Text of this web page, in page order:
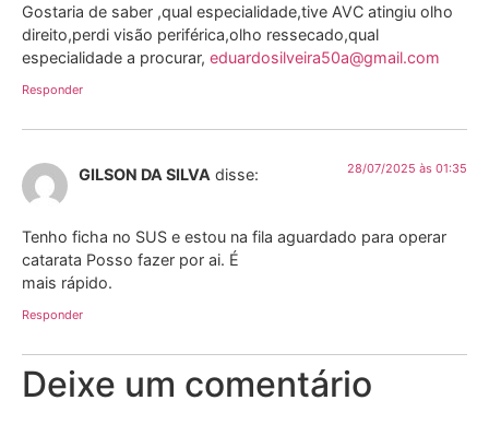
Gostaria de saber ,qual especialidade,tive AVC atingiu olho
direito,perdi visão periférica,olho ressecado,qual
especialidade a procurar, eduardosilveira50a@gmail.com
Responder
GILSON DA SILVA disse: 28/07/2025 às 01:35
Tenho ficha no SUS e estou na fila aguardado para operar
catarata Posso fazer por ai. É
mais rápido.
Responder
Deixe um comentário